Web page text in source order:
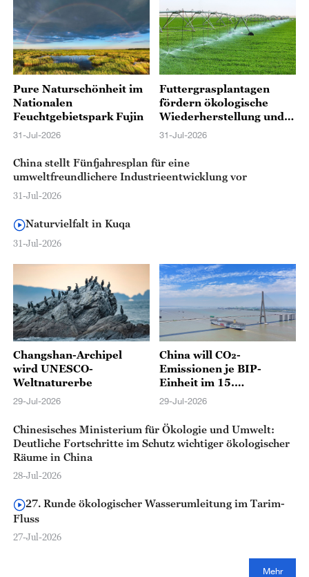
Pure Naturschönheit im
Nationalen
Feuchtgebietspark Fujin
31-Jul-2026
Futtergrasplantagen
fördern ökologische
Wiederherstellung und
Wirtschaftsentwicklung
31-Jul-2026
China stellt Fünfjahresplan für eine
umweltfreundlichere Industrieentwicklung vor
31-Jul-2026
Naturvielfalt in Kuqa
31-Jul-2026
Changshan-Archipel
wird UNESCO-
Weltnaturerbe
29-Jul-2026
China will CO₂-
Emissionen je BIP-
Einheit im 15.
Fünfjahresplan um 17
29-Jul-2026
Chinesisches Ministerium für Ökologie und Umwelt:
Deutliche Fortschritte im Schutz wichtiger ökologischer
Räume in China
28-Jul-2026
27. Runde ökologischer Wasserumleitung im Tarim-
Fluss
27-Jul-2026
Mehr